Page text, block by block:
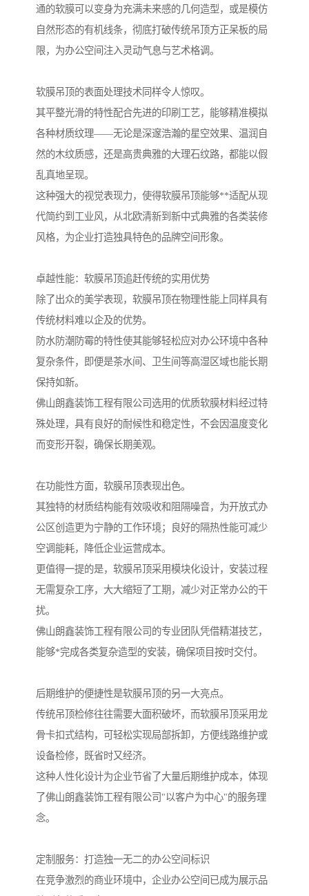
通的软膜可以变身为充满未来感的几何造型，或是模仿
自然形态的有机线条，彻底打破传统吊顶方正呆板的局
限，为办公空间注入灵动气息与艺术格调。
软膜吊顶的表面处理技术同样令人惊叹。
其平整光滑的特性配合先进的印刷工艺，能够精准模拟
各种材质纹理——无论是深邃浩瀚的星空效果、温润自
然的木纹质感，还是高贵典雅的大理石纹路，都能以假
乱真地呈现。
这种强大的视觉表现力，使得软膜吊顶能够**适配从现
代简约到工业风，从北欧清新到新中式典雅的各类装修
风格，为企业打造独具特色的品牌空间形象。
卓越性能：软膜吊顶追赶传统的实用优势
除了出众的美学表现，软膜吊顶在物理性能上同样具有
传统材料难以企及的优势。
防水防潮防霉的特性使其能够轻松应对办公环境中各种
复杂条件，即便是茶水间、卫生间等高湿区域也能长期
保持如新。
佛山朗鑫装饰工程有限公司选用的优质软膜材料经过特
殊处理，具有良好的耐候性和稳定性，不会因温度变化
而变形开裂，确保长期美观。
在功能性方面，软膜吊顶表现出色。
其独特的材质结构能有效吸收和阻隔噪音，为开放式办
公区创造更为宁静的工作环境；良好的隔热性能可减少
空调能耗，降低企业运营成本。
更值得一提的是，软膜吊顶采用模块化设计，安装过程
无需复杂工序，大大缩短了工期，减少对正常办公的干
扰。
佛山朗鑫装饰工程有限公司的专业团队凭借精湛技艺，
能够*完成各类复杂造型的安装，确保项目按时交付。
后期维护的便捷性是软膜吊顶的另一大亮点。
传统吊顶检修往往需要大面积破坏，而软膜吊顶采用龙
骨卡扣式结构，可轻松实现局部拆卸，方便线路维护或
设备检修，既省时又经济。
这种人性化设计为企业节省了大量后期维护成本，体现
了佛山朗鑫装饰工程有限公司"以客户为中心"的服务理
念。
定制服务：打造独一无二的办公空间标识
在竞争激烈的商业环境中，企业办公空间已成为展示品